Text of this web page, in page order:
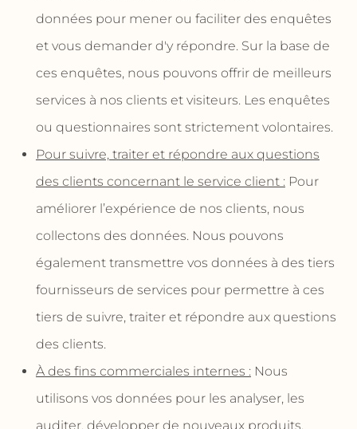
données pour mener ou faciliter des enquêtes
et vous demander d'y répondre. Sur la base de
ces enquêtes, nous pouvons offrir de meilleurs
services à nos clients et visiteurs. Les enquêtes
ou questionnaires sont strictement volontaires.
Pour suivre, traiter et répondre aux questions
des clients concernant le service client :Pour
améliorer l’expérience de nos clients, nous
collectons des données. Nous pouvons
également transmettre vos données à des tiers
fournisseurs de services pour permettre à ces
tiers de suivre, traiter et répondre aux questions
des clients.
À des fins commerciales internes :Nous
utilisons vos données pour les analyser, les
auditer, développer de nouveaux produits,